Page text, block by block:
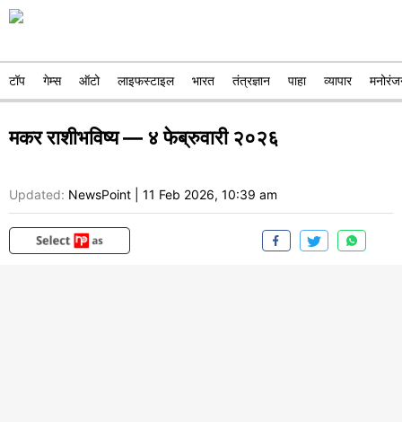
टॉप गेम्स ऑटो लाइफस्टाइल भारत तंत्रज्ञान पाहा व्यापार
मकर राशीभविष्य — ४ फेब्रुवारी २०२६
Updated: NewsPoint 11 Feb 2026, 10:39 am